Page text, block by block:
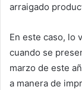
arraigado
En este caso, lo
cuando se
marzo de este
a manera de